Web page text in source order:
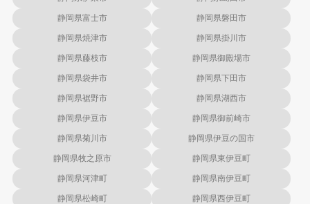
静岡県富士市 静岡県磐田市
静岡県焼津市 静岡県掛川市
静岡県藤枝市 静岡県御殿場市
静岡県袋井市 静岡県下田市
静岡県裾野市 静岡県湖西市
静岡県伊豆市 静岡県御前崎市
静岡県菊川市 静岡県伊豆の国市
静岡県牧之原市 静岡県東伊豆町
静岡県河津町 静岡県南伊豆町
静岡県松崎町 静岡県西伊豆町